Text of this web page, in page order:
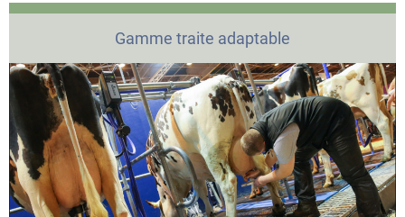
Gamme traite adaptable